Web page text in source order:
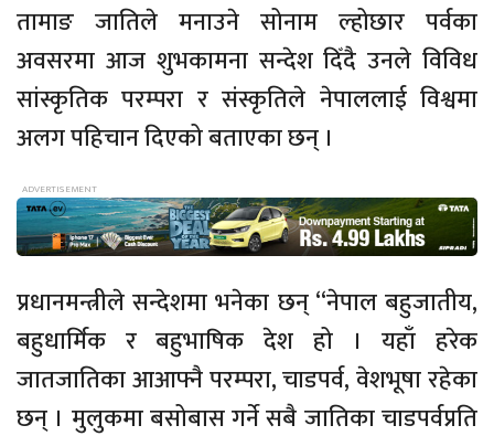
तामाङ जातिले मनाउने सोनाम ल्होछार पर्वका
अवसरमा आज शुभकामना सन्देश दिँदै उनले विविध
सांस्कृतिक परम्परा र संस्कृतिले नेपाललाई विश्वमा
अलग पहिचान दिएको बताएका छन् ।
प्रधानमन्त्रीले सन्देशमा भनेका छन् “नेपाल बहुजातीय,
बहुधार्मिक र बहुभाषिक देश हो । यहाँ हरेक
जातजातिका आआफ्नै परम्परा, चाडपर्व, वेशभूषा रहेका
छन् । मुलुकमा बसोबास गर्ने सबै जातिका चाडपर्वप्रति